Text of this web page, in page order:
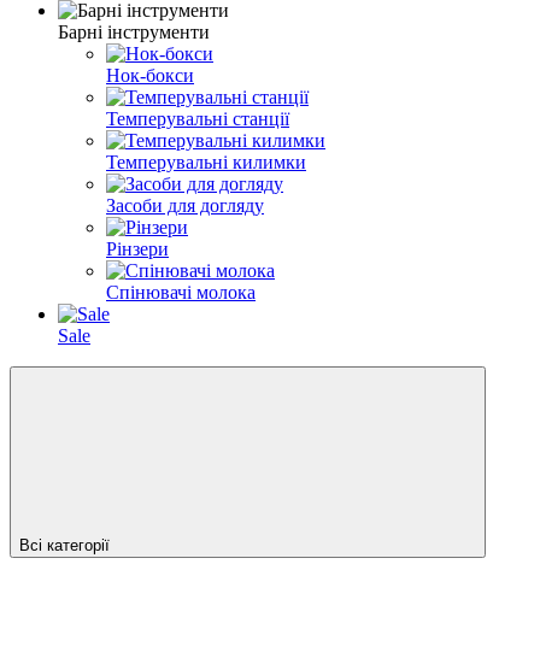
Барні інструменти
Нок-бокси
Темперувальні станції
Темперувальні килимки
Засоби для догляду
Рінзери
Спінювачі молока
Sale
Всі категорії